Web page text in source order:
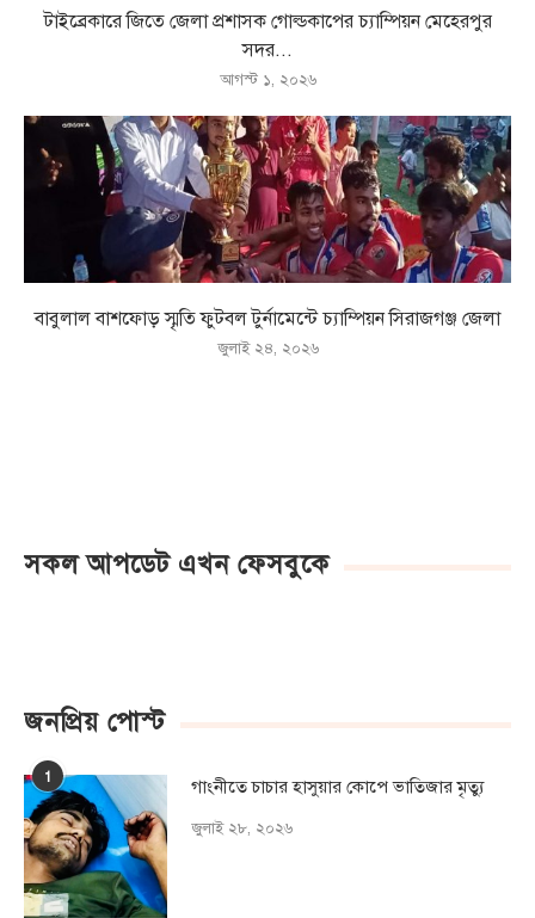
টাইব্রেকারে জিতে জেলা প্রশাসক গোল্ডকাপের চ্যাম্পিয়ন মেহেরপুর
সদর...
আগস্ট ১, ২০২৬
বাবুলাল বাশফোড় স্মৃতি ফুটবল টুর্নামেন্টে চ্যাম্পিয়ন সিরাজগঞ্জ জেলা
জুলাই ২৪, ২০২৬
সকল আপডেট এখন ফেসবুকে
জনপ্রিয় পোস্ট
1 গাংনীতে চাচার হাসুয়ার কােপে ভাতিজার মৃত্যু
জুলাই ২৮, ২০২৬